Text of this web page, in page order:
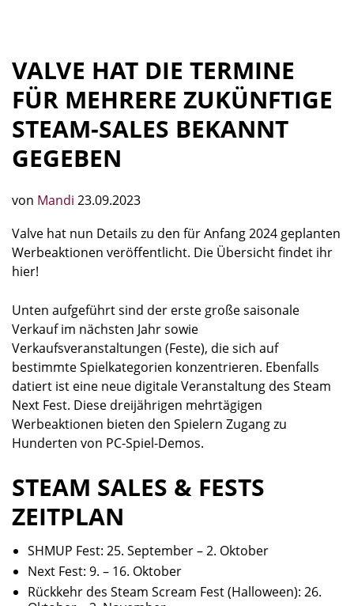
VALVE HAT DIE TERMINE
FÜR MEHRERE ZUKÜNFTIGE
STEAM-SALES BEKANNT
GEGEBEN
von Mandi 23.09.2023
Valve hat nun Details zu den für Anfang 2024 geplanten
Werbeaktionen veröffentlicht. Die Übersicht findet ihr
hier!
Unten aufgeführt sind der erste große saisonale
Verkauf im nächsten Jahr sowie
Verkaufsveranstaltungen (Feste), die sich auf
bestimmte Spielkategorien konzentrieren. Ebenfalls
datiert ist eine neue digitale Veranstaltung des Steam
Next Fest. Diese dreijährigen mehrtägigen
Werbeaktionen bieten den Spielern Zugang zu
Hunderten von PC-Spiel-Demos.
STEAM SALES & FESTS
ZEITPLAN
SHMUP Fest: 25. September – 2. Oktober
Next Fest: 9. – 16. Oktober
Rückkehr des Steam Scream Fest (Halloween): 26.